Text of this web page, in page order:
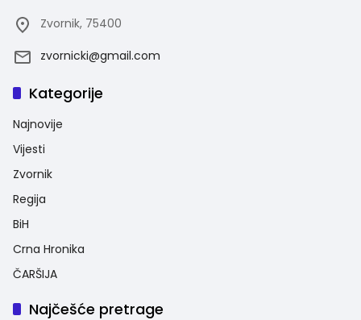
Zvornik, 75400
zvornicki@gmail.com
Kategorije
Najnovije
Vijesti
Zvornik
Regija
BiH
Crna Hronika
ČARŠIJA
Najčešće pretrage